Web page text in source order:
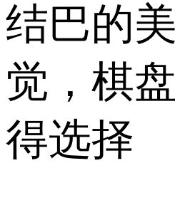
结巴的
觉，棋
得选择